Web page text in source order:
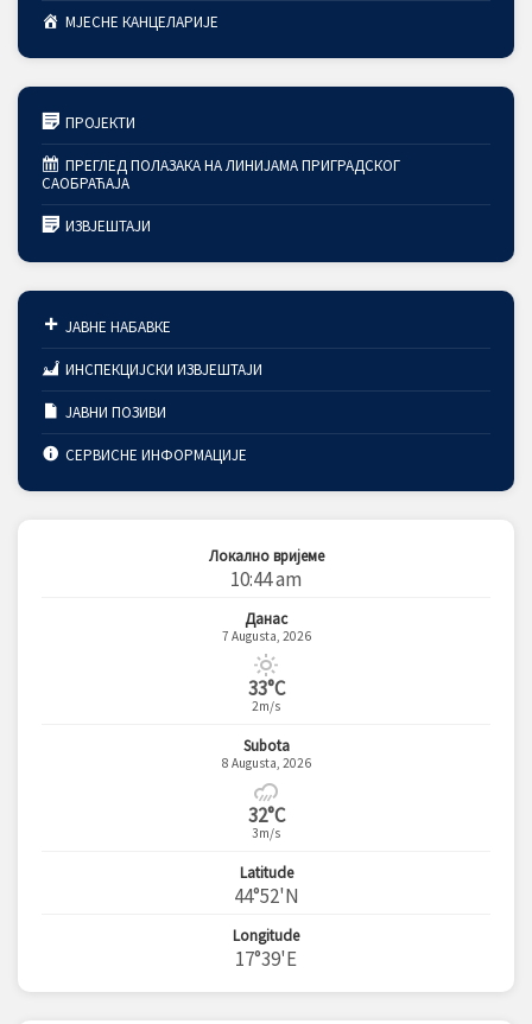
МЈЕСНЕ КАНЦЕЛАРИЈЕ
ПРОЈЕКТИ
ПРЕГЛЕД ПОЛАЗАКА НА ЛИНИЈАМА ПРИГРАДСКОГ
САОБРАЋАЈА
ИЗВЈЕШТАЈИ
ЈАВНЕ НАБАВКЕ
ИНСПЕКЦИЈСКИ ИЗВЈЕШТАЈИ
ЈАВНИ ПОЗИВИ
СЕРВИСНЕ ИНФОРМАЦИЈЕ
Локално вријеме
10:44 am
Данас
7 Augusta, 2026
33°C
2m/s
Subota
8 Augusta, 2026
32°C
3m/s
Latitude
44°52'N
Longitude
17°39'E